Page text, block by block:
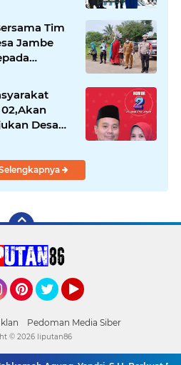
Tim
Jambe
Desa
Pedoman Media Siber
© 2026 liputan86